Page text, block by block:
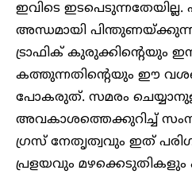
ഇവിടെ
അന്ധമായി
ട്രാഫിക് കുരുക്കിന്റെയും
കത്തുന്നതിന്റെയും ഈ
പോകരുത്. സമരം
അവകാശത്തെക്കുറിച്ച്
ഗ്രസ് നേതൃത്വവും ഇത്
പ്രളയവും മഴക്കെടുതികളും